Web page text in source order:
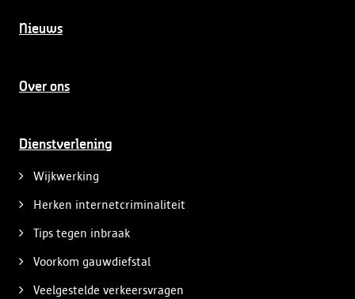
Nieuws
Over ons
Dienstverlening
Wijkwerking
Herken internetcriminaliteit
Tips tegen inbraak
Voorkom gauwdiefstal
Veelgestelde verkeersvragen